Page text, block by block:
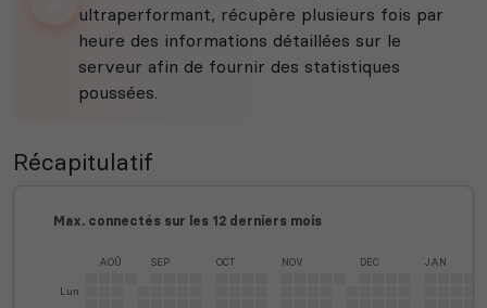
ultraperformant, récupère plusieurs fois par
heure des informations détaillées sur le
serveur afin de fournir des statistiques
poussées.
Récapitulatif
Max. connectés sur les 12 derniers mois
Lun
AOÛ SEP OCT NOV DEC JAN